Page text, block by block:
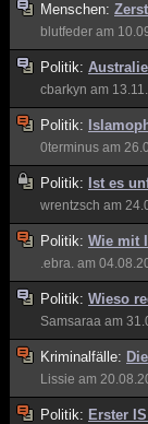
Menschen:
blutfeder am
Politik:
cbarkyn am
Politik:
0terminus am
Politik: Ist es
wrentzsch am
Politik: Wie mit
.ebra. am
Politik: Wieso
Samsaraa am
Kriminalfälle:
Lissie am
Politik: Erster